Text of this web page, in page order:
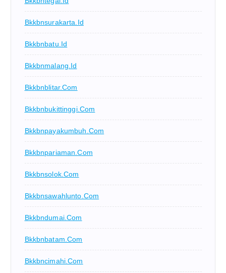
Bkkbnsurakarta.id
Bkkbnbatu.id
Bkkbnmalang.id
Bkkbnblitar.com
Bkkbnbukittinggi.com
Bkkbnpayakumbuh.com
Bkkbnpariaman.com
Bkkbnsolok.com
Bkkbnsawahlunto.com
Bkkbndumai.com
Bkkbnbatam.com
Bkkbncimahi.com